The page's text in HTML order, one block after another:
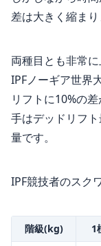
差は大きく縮まり
両種目とも非常
IPFノーギア世界
リフトに10%の
手はデッドリフ
量です。
IPF競技者のスク
階級(kg) 1